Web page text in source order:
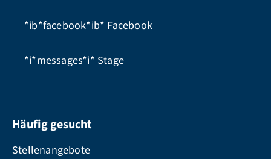
*ib*facebook*ib* Facebook
*i*messages*i* Stage
Häufig gesucht
Stellenangebote